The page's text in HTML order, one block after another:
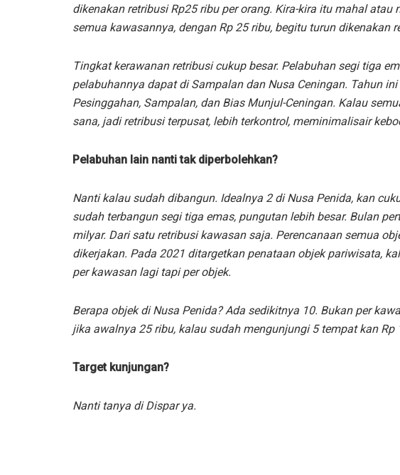
dikenakan retribusi Rp25 ribu per orang. Kira-kira itu mahal atau
semua kawasannya, dengan Rp 25 ribu, begitu turun dikenakan
Tingkat kerawanan retribusi cukup besar. Pelabuhan segi tiga
pelabuhannya dapat di Sampalan dan Nusa Ceningan. Tahun
Pesinggahan, Sampalan, dan Bias Munjul-Ceningan. Kalau
sana, jadi retribusi terpusat, lebih terkontrol, meminimalisair
Pelabuhan lain nanti tak diperbolehkan?
Nanti kalau sudah dibangun. Idealnya 2 di Nusa Penida, kan
sudah terbangun segi tiga emas, pungutan lebih besar. Bulan
milyar. Dari satu retribusi kawasan saja. Perencanaan semua
dikerjakan. Pada 2021 ditargetkan penataan objek pariwisata,
per kawasan lagi tapi per objek.
Berapa objek di Nusa Penida? Ada sedikitnya 10. Bukan per
jika awalnya 25 ribu, kalau sudah mengunjungi 5 tempat kan Rp
Target kunjungan?
Nanti tanya di Dispar ya.